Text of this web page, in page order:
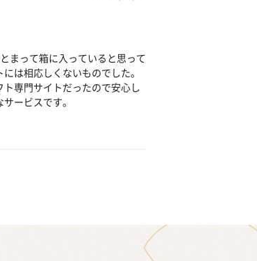
まって箱に入っていると思って
は相応しくないものでした。
専門サイトだったので安心し
ービスです。